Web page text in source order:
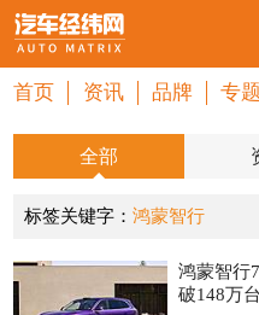
首页 资讯 品牌 专题
全部
标签关键字： 鸿蒙智行
鸿蒙智行
破148万台